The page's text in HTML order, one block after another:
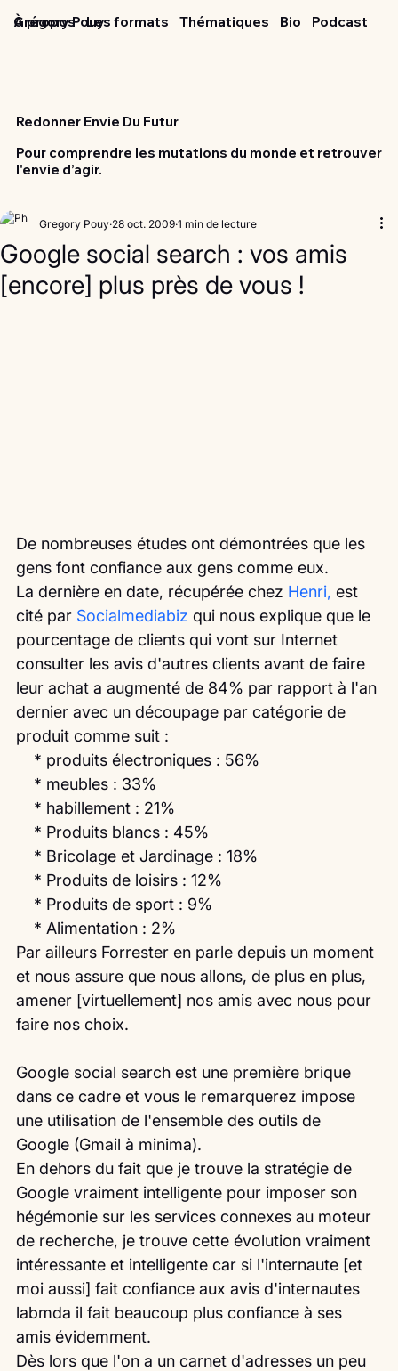
Grégory Pouy
À propos Les formats Thématiques Podcast
Bio
Redonner Envie Du Futur
Pour comprendre les mutations du monde et retrouver
l'envie d’agir.
Google social search : vos amis
[encore] plus près de vous !
Gregory Pouy 28 oct. 2009 1 min de lecture
De nombreuses études ont démontrées que les
gens font confiance aux gens comme eux.
La dernière en date, récupérée chez Henri, est
cité par Socialmediabiz qui nous explique que le
pourcentage de clients qui vont sur Internet
consulter les avis d'autres clients avant de faire
leur achat a augmenté de 84% par rapport à l'an
dernier avec un découpage par catégorie de
produit comme suit :
* produits électroniques : 56%
* meubles : 33%
* habillement : 21%
* Produits blancs : 45%
* Bricolage et Jardinage : 18%
* Produits de loisirs : 12%
* Produits de sport : 9%
* Alimentation : 2%
Par ailleurs Forrester en parle depuis un moment
et nous assure que nous allons, de plus en plus,
amener [virtuellement] nos amis avec nous pour
faire nos choix.
Google social search est une première brique
dans ce cadre et vous le remarquerez impose
une utilisation de l'ensemble des outils de
Google (Gmail à minima).
En dehors du fait que je trouve la stratégie de
Google vraiment intelligente pour imposer son
hégémonie sur les services connexes au moteur
de recherche, je trouve cette évolution vraiment
intéressante et intelligente car si l'internaute [et
moi aussi] fait confiance aux avis d'internautes
labmda il fait beaucoup plus confiance à ses
amis évidemment.
Dès lors que l'on a un carnet d'adresses un peu